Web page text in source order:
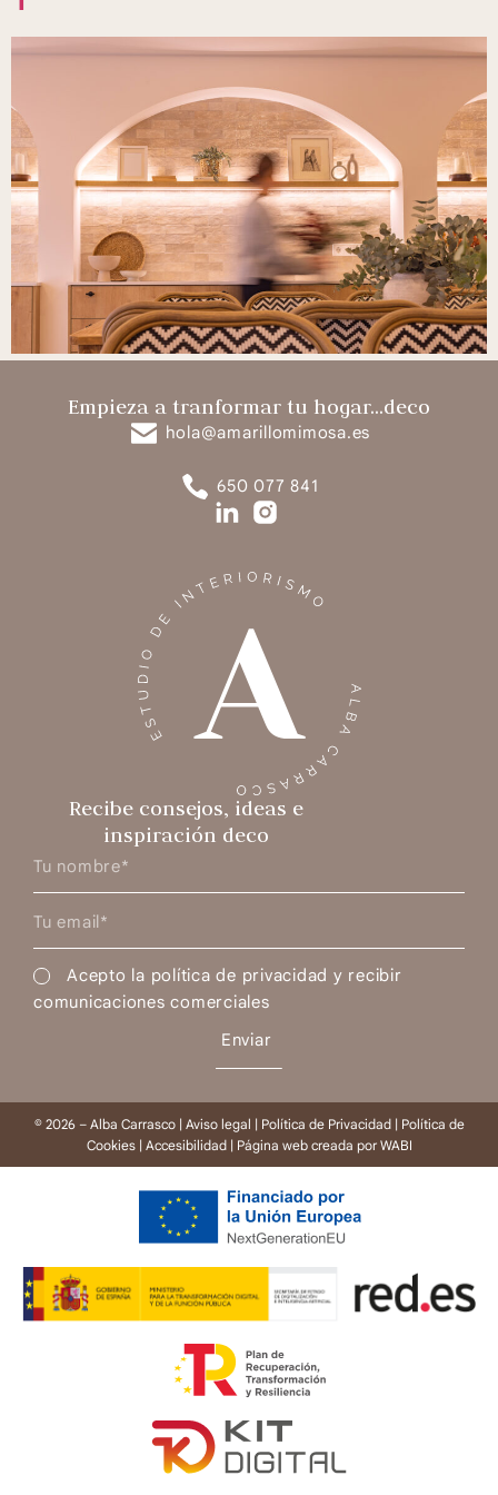
Empieza a tranformar tu hogar...deco
hola@amarillomimosa.es
650 077 841
Recibe consejos, ideas e
inspiración deco
Acepto la política de privacidad y recibir
comunicaciones comerciales
Enviar
© 2026 – Alba Carrasco | Aviso legal | Política de Privacidad| Política de
Cookies| Accesibilidad| Página web creada por WABI